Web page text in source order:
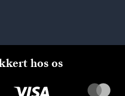
hos os